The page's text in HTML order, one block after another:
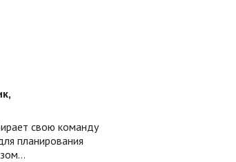
свою команду
планирования